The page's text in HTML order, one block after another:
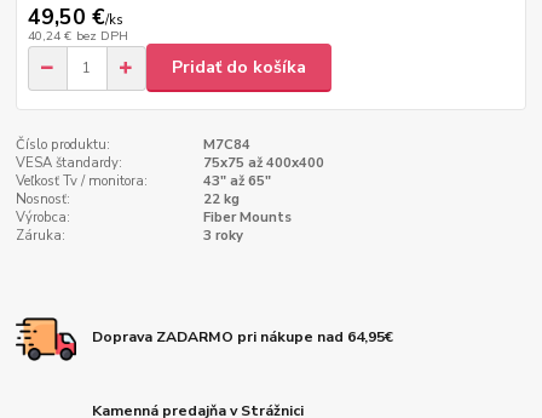
49,50 €/ks
40,24 € bez DPH
Pridať do košíka
Číslo produktu:
M7C84
VESA štandardy:
75x75 až 400x400
Veľkosť Tv / monitora:
43" až 65"
Nosnosť:
22 kg
Výrobca:
Fiber Mounts
Záruka:
3 roky
Doprava ZADARMO pri nákupe nad 64,95€
Kamenná predajňa v Strážnici